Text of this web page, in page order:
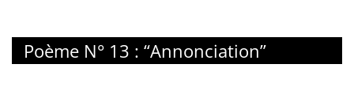
Poème N° 13 : “Annonciation”